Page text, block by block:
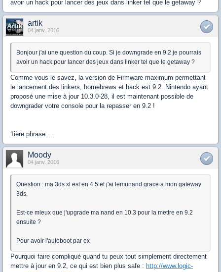
avoir un hack pour lancer des jeux dans linker tel que le getaway ?
artik
04 janv. 2016
Bonjour j'ai une question du coup. Si je downgrade en 9.2 je pourrais
avoir un hack pour lancer des jeux dans linker tel que le getaway ?
Comme vous le savez, la version de Firmware maximum permettant
le lancement des linkers, homebrews et hack est 9.2. Nintendo ayant
proposé une mise à jour 10.3.0-28, il est maintenant possible de
downgrader votre console pour la repasser en 9.2 !
1ière phrase ....
Moody
04 janv. 2016
Question : ma 3ds xl est en 4.5 et j'ai lemunand grace a mon gateway
3ds.
Est-ce mieux que j'upgrade ma nand en 10.3 pour la mettre en 9.2
ensuite ?
Pour avoir l'autoboot par ex
Pourquoi faire compliqué quand tu peux tout simplement directement
mettre à jour en 9.2, ce qui est bien plus safe : http://www.logic-